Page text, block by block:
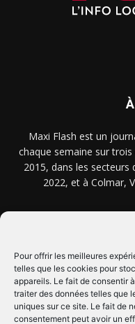
Pour offrir les meilleures
telles que les cookies pour
appareils. Le fait de consentir
traiter des données telles que
uniques sur ce site. Le fait de
consentement peut avoir un
Maxi Flash est un
chaque semaine sur
2015, dans les secteurs
2022, et à Colmar,